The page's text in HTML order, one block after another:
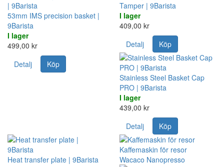
53mm IMS precision basket |
9Barista
I lager
499,00 kr
Detalj
Köp
Tamper | 9Barista
I lager
409,00 kr
Detalj
Köp
Stainless Steel Basket Cap
PRO | 9Barista
I lager
439,00 kr
Detalj
Köp
Heat transfer plate | 9Barista
Kaffemaskin för resor
Wacaco Nanopresso